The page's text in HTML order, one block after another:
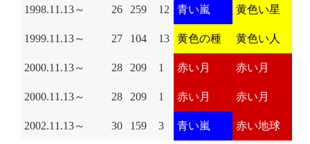
1998.11.13～ 26 259 12 青い嵐 黄色い星
1999.11.13～ 27 104 13 黄色の種 黄色い人
2000.11.13～ 28 209 1 赤い月 赤い月
2000.11.13～ 28 209 1 赤い月 赤い月
2002.11.13～ 30 159 3 青い嵐 赤い地球